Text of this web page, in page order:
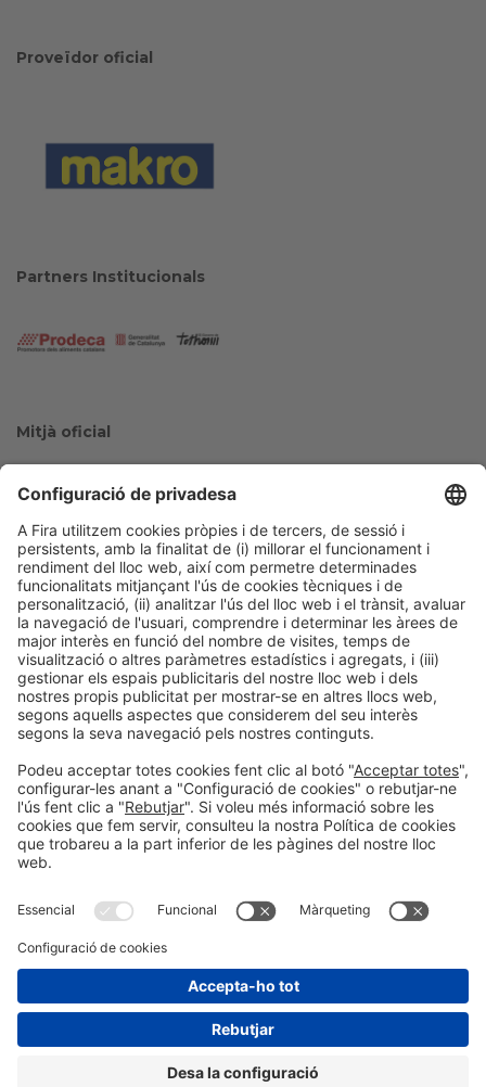
Proveïdor oficial
Partners Institucionals
Mitjà oficial
Col·laboradors